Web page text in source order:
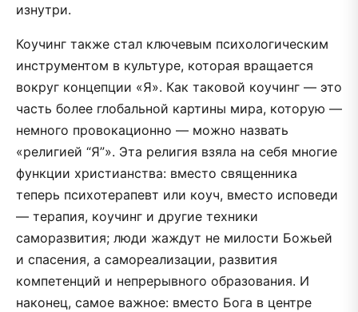
изнутри.
Коучинг также стал ключевым психологическим
инструментом в культуре, которая вращается
вокруг концепции «Я». Как таковой коучинг — это
часть более глобальной картины мира, которую —
немного провокационно — можно назвать
«религией “Я”». Эта религия взяла на себя многие
функции христианства: вместо священника
теперь психотерапевт или коуч, вместо исповеди
— терапия, коучинг и другие техники
саморазвития; люди жаждут не милости Божьей
и спасения, а самореализации, развития
компетенций и непрерывного образования. И
наконец, самое важное: вместо Бога в центре